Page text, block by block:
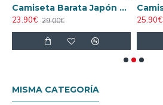
Camiseta Barata Japón Home 2014 Retro Clasico
23.90€ 29.00€
25.90€
MISMA CATEGORÍA